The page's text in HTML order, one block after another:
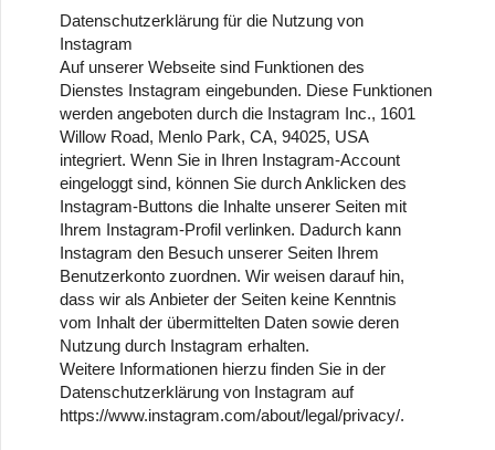
Datenschutzerklärung für die Nutzung von
Instagram
Auf unserer Webseite sind Funktionen des
Dienstes Instagram eingebunden. Diese Funktionen
werden angeboten durch die Instagram Inc., 1601
Willow Road, Menlo Park, CA, 94025, USA
integriert. Wenn Sie in Ihren Instagram-Account
eingeloggt sind, können Sie durch Anklicken des
Instagram-Buttons die Inhalte unserer Seiten mit
Ihrem Instagram-Profil verlinken. Dadurch kann
Instagram den Besuch unserer Seiten Ihrem
Benutzerkonto zuordnen. Wir weisen darauf hin,
dass wir als Anbieter der Seiten keine Kenntnis
vom Inhalt der übermittelten Daten sowie deren
Nutzung durch Instagram erhalten.
Weitere Informationen hierzu finden Sie in der
Datenschutzerklärung von Instagram auf
https://www.instagram.com/about/legal/privacy/.